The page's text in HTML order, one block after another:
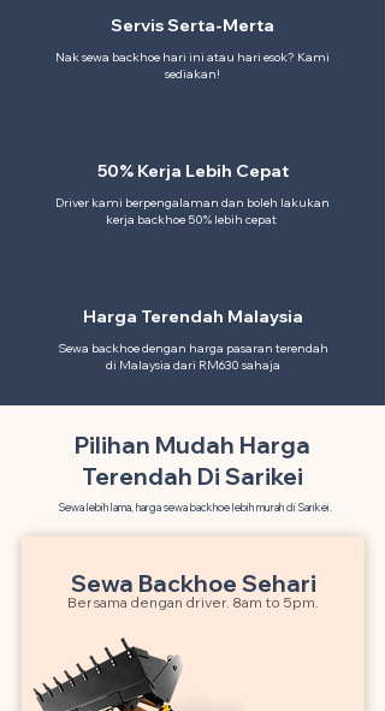
Servis Serta-Merta
Nak sewa backhoe hari ini atau hari esok? Kami
sediakan!
50% Kerja Lebih Cepat
Driver kami berpengalaman dan boleh lakukan
kerja backhoe 50% lebih cepat
Harga Terendah Malaysia
Sewa backhoe dengan harga pasaran terendah
di Malaysia dari RM630 sahaja
Pilihan Mudah Harga
Terendah Di Sarikei
Sewa lebih lama, harga sewa backhoe lebih murah di Sarikei.
Sewa Backhoe Sehari
Bersama dengan driver. 8am to 5pm.